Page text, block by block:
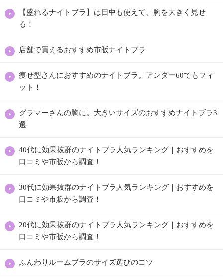
【盛れるナイトブラ】は日中も使えて、胸を大きく見せ
る！
店舗で買えるおすすめ市販ナイトブラ
痩せ型さんにおすすめのナイトブラ。アンダー60でもフィ
ット！
グラマーさんの胸に。大きいサイズのおすすめナイトブラ3
選
40代に効果抜群のナイトブラ人気ランキング｜おすすめを
口コミや市販から調査！
30代に効果抜群のナイトブラ人気ランキング｜おすすめを
口コミや市販から調査！
20代に効果抜群のナイトブラ人気ランキング｜おすすめを
口コミや市販から調査！
ふんわりルームブラのサイズ選びのコツ